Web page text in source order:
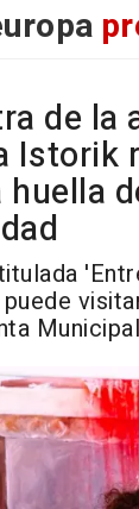
de la
Istorik